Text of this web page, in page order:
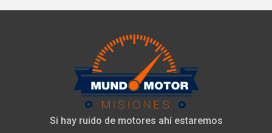
Si hay ruido de motores ahí estaremos